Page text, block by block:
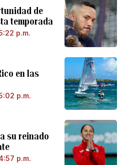
de
temporada
p.m.
en las
p.m.
su reinado
p.m.